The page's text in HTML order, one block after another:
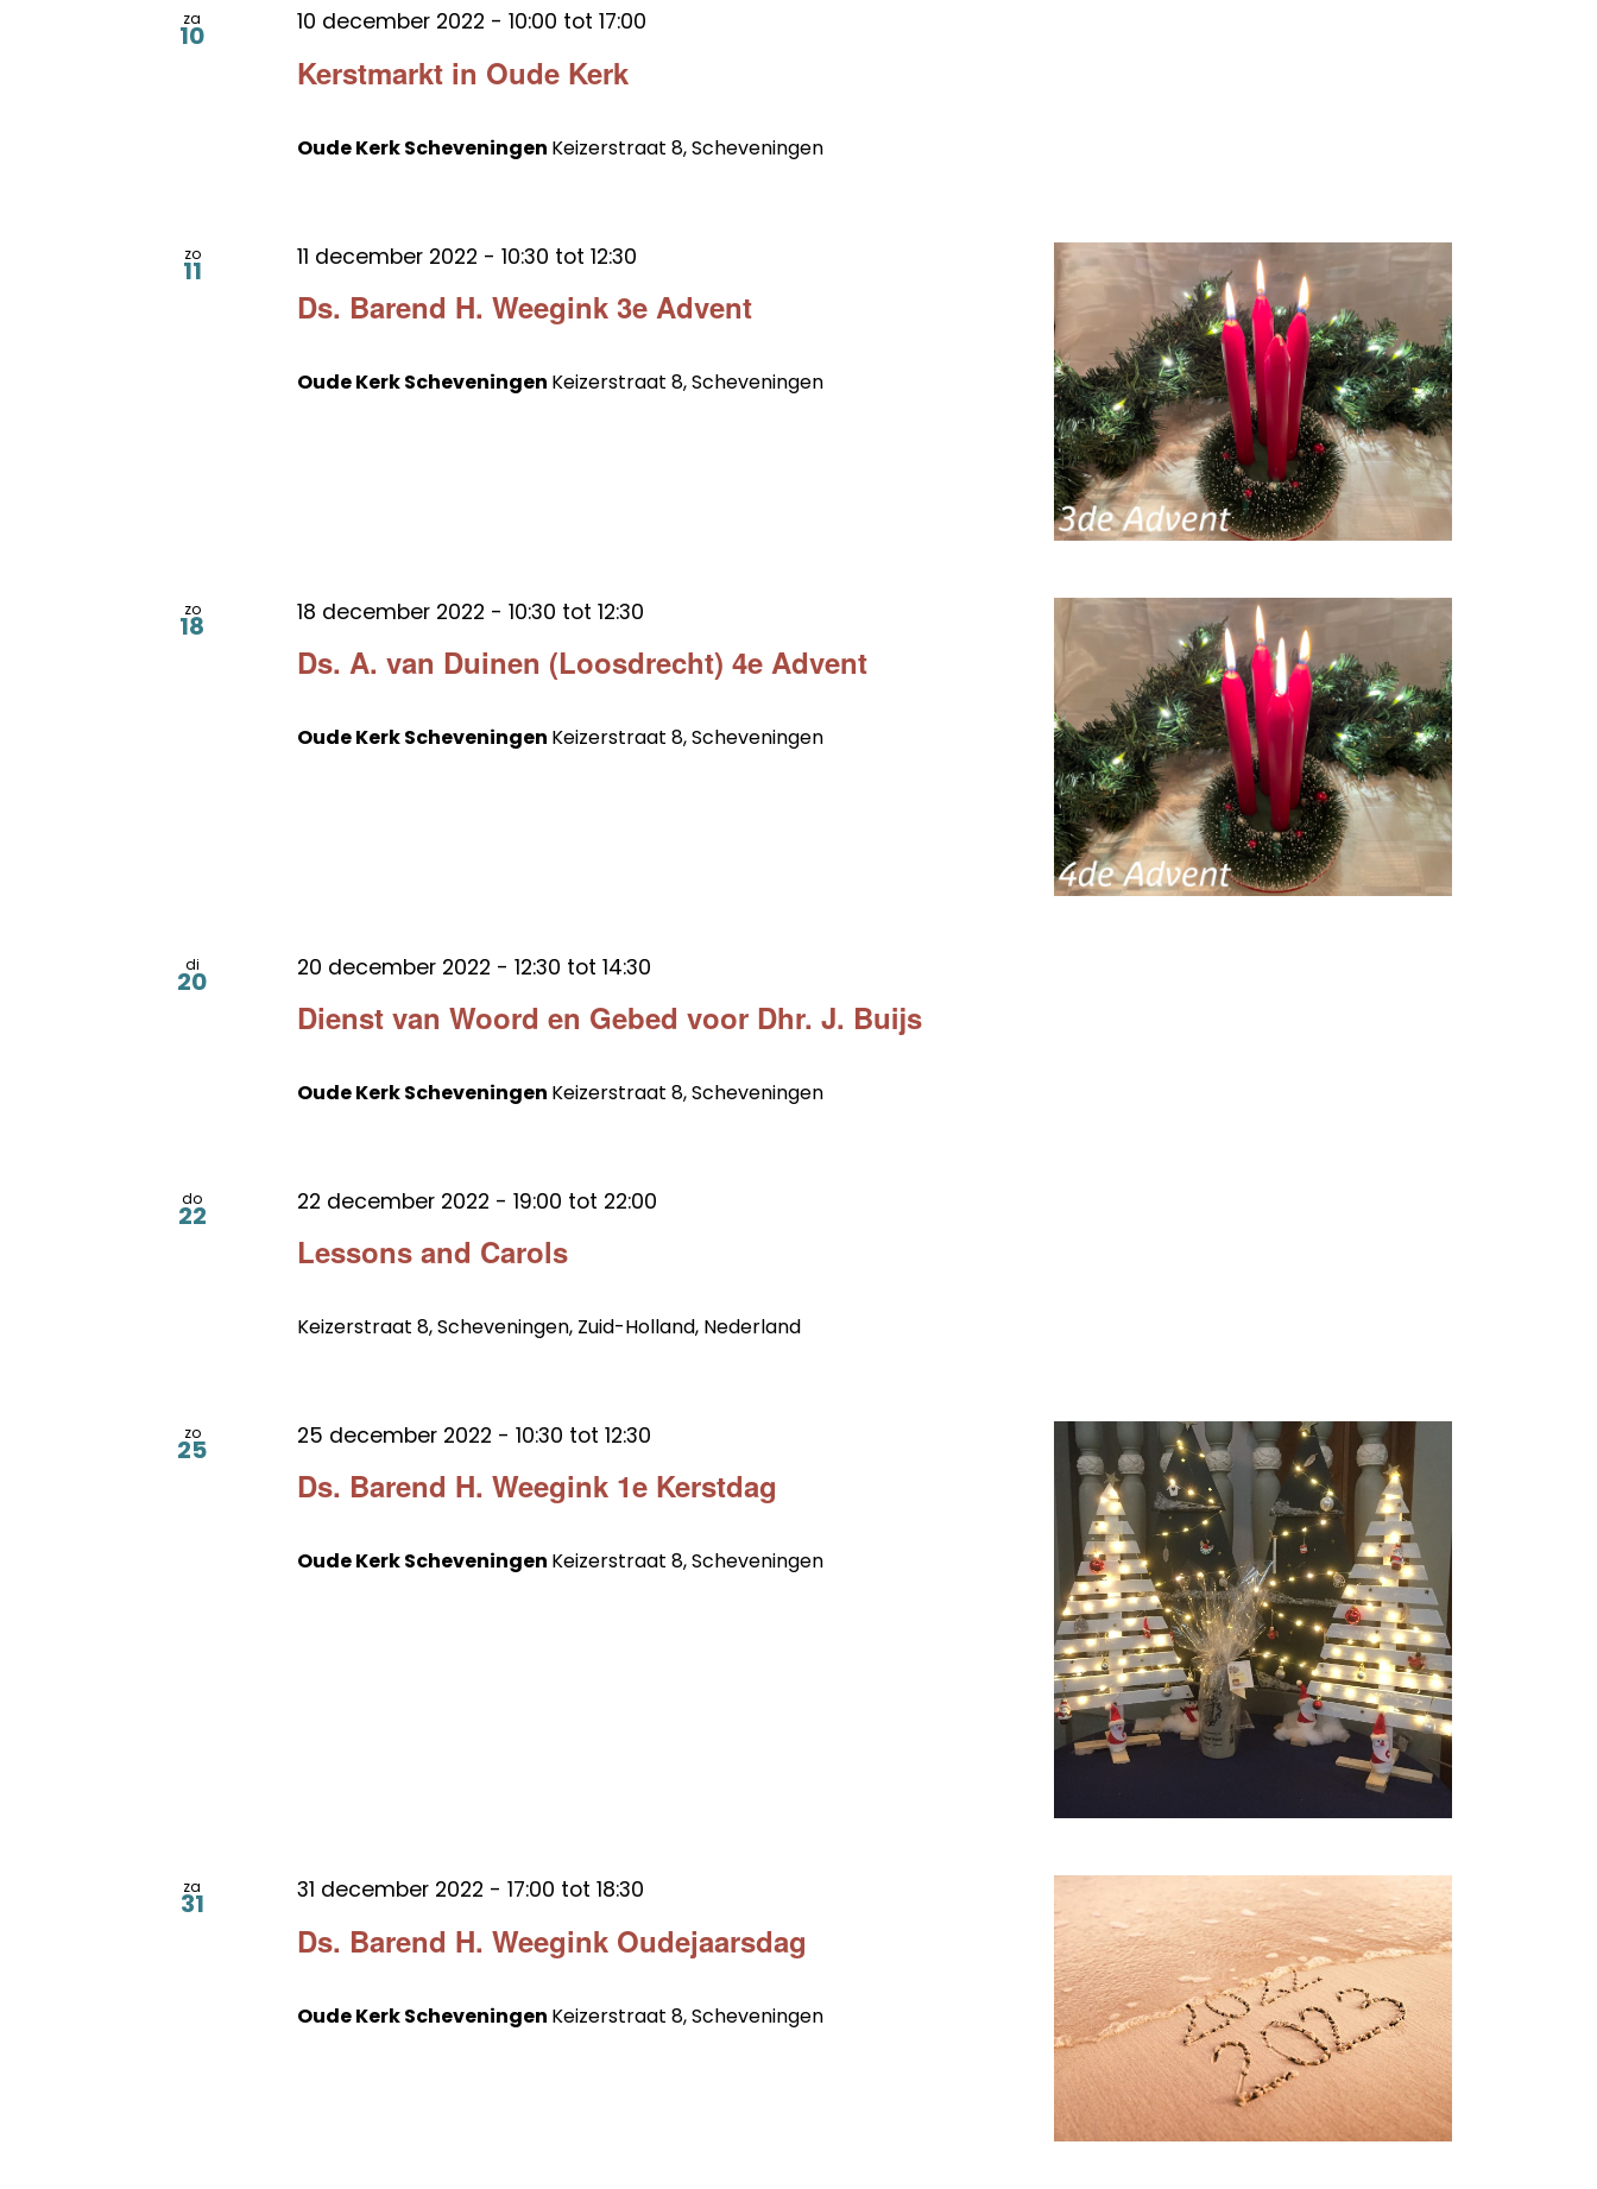
za
10
Kerstmarkt in Oude Kerk
10 december 2022 - 10:00 tot 17:00
Oude Kerk Scheveningen Keizerstraat 8, Scheveningen
zo
11
Ds. Barend H. Weegink 3e Advent
11 december 2022 - 10:30 tot 12:30
Oude Kerk Scheveningen Keizerstraat 8, Scheveningen
zo
18
Ds. A. van Duinen (Loosdrecht) 4e Advent
18 december 2022 - 10:30 tot 12:30
Oude Kerk Scheveningen Keizerstraat 8, Scheveningen
di
20
Dienst van Woord en Gebed voor Dhr. J. Buijs
20 december 2022 - 12:30 tot 14:30
Oude Kerk Scheveningen Keizerstraat 8, Scheveningen
do
22
Lessons and Carols
22 december 2022 - 19:00 tot 22:00
Keizerstraat 8, Scheveningen, Zuid-Holland, Nederland
zo
25
Ds. Barend H. Weegink 1e Kerstdag
25 december 2022 - 10:30 tot 12:30
Oude Kerk Scheveningen Keizerstraat 8, Scheveningen
za
31
Ds. Barend H. Weegink Oudejaarsdag
31 december 2022 - 17:00 tot 18:30
Oude Kerk Scheveningen Keizerstraat 8, Scheveningen